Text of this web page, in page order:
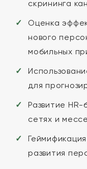
скрининга
Оценка
нового
мобильных
для
Развитие
сетях и
развития